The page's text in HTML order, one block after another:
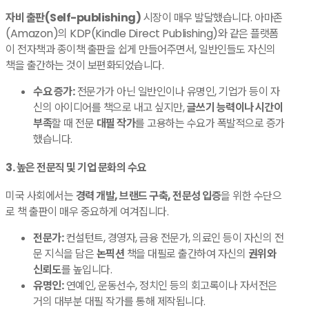
자비 출판(Self-publishing)시장이 매우 발달했습니다. 아마존
(Amazon)의 KDP(Kindle Direct Publishing)와 같은 플랫폼
이 전자책과 종이책 출판을 쉽게 만들어주면서, 일반인들도 자신의
책을 출간하는 것이 보편화되었습니다.
수요 증가:전문가가 아닌 일반인이나 유명인, 기업가 등이 자
신의 아이디어를 책으로 내고 싶지만,글쓰기 능력이나 시간이
부족할 때 전문 대필 작가를 고용하는 수요가 폭발적으로 증가
했습니다.
​3. 높은 전문직 및 기업 문화의 수요
​미국 사회에서는경력 개발, 브랜드 구축, 전문성 입증을 위한 수단으
로 책 출판이 매우 중요하게 여겨집니다.
전문가:컨설턴트, 경영자, 금융 전문가, 의료인 등이 자신의 전
문 지식을 담은논픽션 책을 대필로 출간하여 자신의 권위와
신뢰도를 높입니다.
유명인:연예인, 운동선수, 정치인 등의 회고록이나 자서전은
거의 대부분 대필 작가를 통해 제작됩니다.